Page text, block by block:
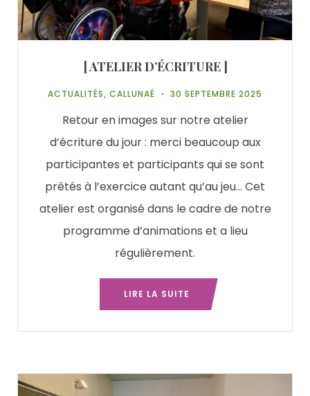
[ ATELIER D’ÉCRITURE ]
ACTUALITÉS, CALLUNAÉ 30 SEPTEMBRE 2025
Retour en images sur notre atelier
d’écriture du jour : merci beaucoup aux
participantes et participants qui se sont
prêtés à l’exercice autant qu’au jeu… Cet
atelier est organisé dans le cadre de notre
programme d’animations et a lieu
régulièrement.
LIRE LA SUITE